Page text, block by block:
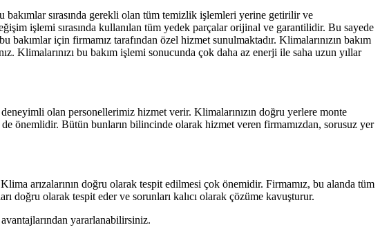
bakımlar sırasında gerekli olan tüm temizlik işlemleri yerine getirilir ve
işlemi sırasında kullanılan tüm yedek parçalar orijinal ve garantilidir. Bu sayede
için firmamız tarafından özel hizmet sunulmaktadır. Klimalarınızın bakım
Klimalarınızı bu bakım işlemi sonucunda çok daha az enerji ile saha uzun yıllar
olan personellerimiz hizmet verir. Klimalarınızın doğru yerlere monte
de önemlidir. Bütün bunların bilincinde olarak hizmet veren firmamızdan, sorusuz yer
arızalarının doğru olarak tespit edilmesi çok önemidir. Firmamız, bu alanda tüm
doğru olarak tespit eder ve sorunları kalıcı olarak çözüme kavuşturur.
yararlanabilirsiniz.